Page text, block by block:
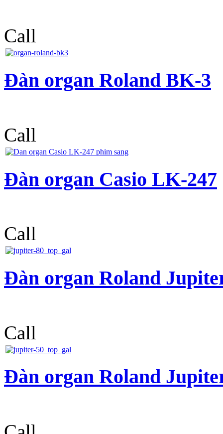
Call
Đàn organ Roland BK-3
Call
Đàn organ Casio LK-247
Call
Đàn organ Roland
Call
Đàn organ Roland